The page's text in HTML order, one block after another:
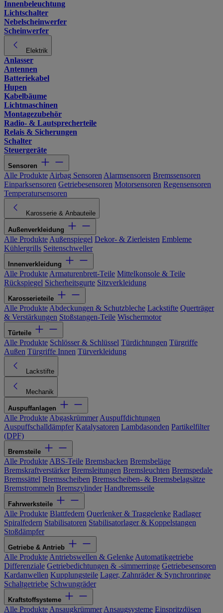
Innenbeleuchtung
Lichtschalter
Nebelscheinwerfer
Scheinwerfer
Elektrik
Anlasser
Antennen
Batteriekabel
Hupen
Kabelbäume
Lichtmaschinen
Montagezubehör
Radio- & Lautsprecherteile
Relais & Sicherungen
Schalter
Steuergeräte
Sensoren
Alle Produkte Airbag Sensoren Alarmsensoren Bremssensoren
Einparksensoren Getriebesensoren Motorsensoren Regensensoren
Temperatursensoren
Karosserie & Anbauteile
Außenverkleidung
Alle Produkte Außenspiegel Dekor- & Zierleisten Embleme
Kühlergrills Seitenschweller
Innenverkleidung
Alle Produkte Armaturenbrett-Teile Mittelkonsole & Teile
Rückspiegel Sicherheitsgurte Sitzverkleidung
Karosserieteile
Alle Produkte Abdeckungen & Schutzbleche Lackstifte Querträger
& Verstärkungen Stoßstangen-Teile Wischermotor
Türteile
Alle Produkte Schlösser & Schlüssel Türdichtungen Türgriffe
Außen Türgriffe Innen Türverkleidung
Lackstifte
Mechanik
Auspuffanlagen
Alle Produkte Abgaskrümmer Auspuffdichtungen
Auspuffschalldämpfer Katalysatoren Lambdasonden Partikelfilter
(DPF)
Bremsteile
Alle Produkte ABS-Teile Bremsbacken Bremsbeläge
Bremskraftverstärker Bremsleitungen Bremsleuchten Bremspedale
Bremssättel Bremsscheiben Bremsscheiben- & Bremsbelagsätze
Bremstrommeln Bremszylinder Handbremsseile
Fahrwerksteile
Alle Produkte Blattfedern Querlenker & Traggelenke Radlager
Spiralfedern Stabilisatoren Stabilisatorlager & Koppelstangen
Stoßdämpfer
Getriebe & Antrieb
Alle Produkte Antriebswellen & Gelenke Automatikgetriebe
Differenziale Getriebedichtungen & -simmerringe Getriebesensoren
Kardanwellen Kupplungsteile Lager, Zahnräder & Synchronringe
Schaltgetriebe Schwungräder
Kraftstoffsysteme
Alle Produkte Ansaugkrümmer Ansaugsysteme Einspritzdüsen